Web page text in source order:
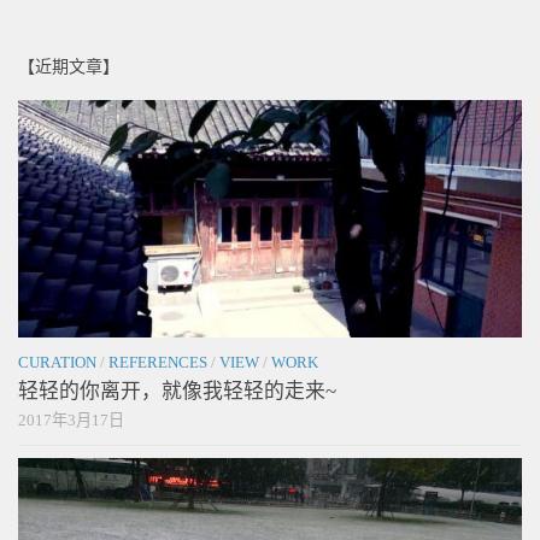
【近期文章】
CURATION / REFERENCES / VIEW / WORK
轻轻的你离开，就像我轻轻的走来~
2017年3月17日